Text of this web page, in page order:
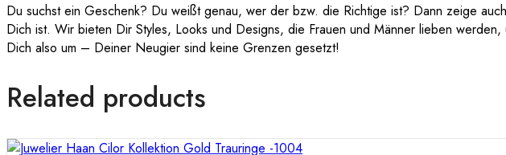
Du suchst ein Geschenk? Du weißt genau, wer der bzw. die Richtige ist? Dann zeige
Dich ist. Wir bieten Dir Styles, Looks und Designs, die Frauen und Männer lieben
Dich also um – Deiner Neugier sind keine Grenzen gesetzt!
Related products